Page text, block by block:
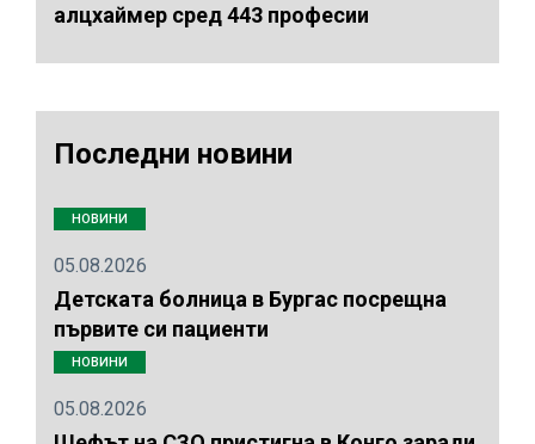
алцхаймер сред 443 професии
Последни новини
НОВИНИ
05.08.2026
Детската болница в Бургас посрещна
първите си пациенти
НОВИНИ
05.08.2026